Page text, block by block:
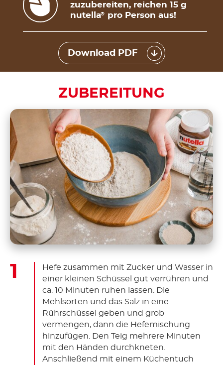
zuzubereiten, reichen 15 g
nutella® pro Person aus!
Download PDF
ZUBEREITUNG
Hefe zusammen mit Zucker und Wasser in
einer kleinen Schüssel gut verrühren und
ca. 10 Minuten ruhen lassen. Die
Mehlsorten und das Salz in eine
Rührschüssel geben und grob
vermengen, dann die Hefemischung
hinzufügen. Den Teig mehrere Minuten
mit den Händen durchkneten.
Anschließend mit einem Küchentuch